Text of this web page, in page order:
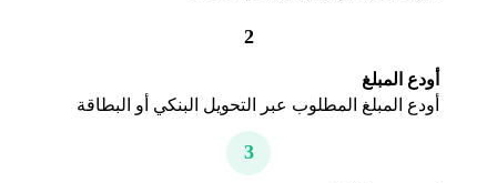
2
أودع المبلغ
أودع المبلغ المطلوب عبر التحويل البنكي أو البطاقة
3